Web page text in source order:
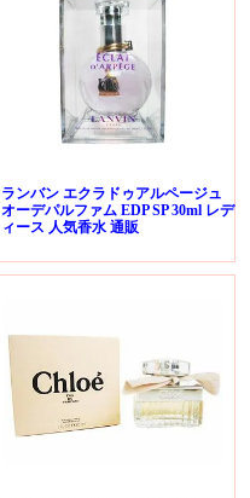
ランバン エクラドゥアルページュ
オーデパルファム EDP SP 30ml レデ
ィース 人気香水 通販